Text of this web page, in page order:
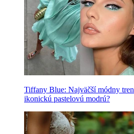
Tiffany Blue: Najväčší módny
ikonickú pastelovú modrú?